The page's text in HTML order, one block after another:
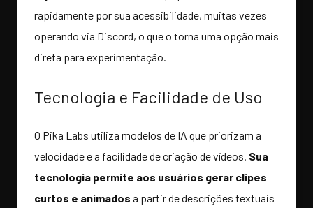
rapidamente por sua acessibilidade, muitas vezes
operando via Discord, o que o torna uma opção mais
direta para experimentação.
Tecnologia e Facilidade de Uso
O Pika Labs utiliza modelos de IA que priorizam a
velocidade e a facilidade de criação de vídeos. Sua
tecnologia permite aos usuários gerar clipes
curtos e animados a partir de descrições textuais